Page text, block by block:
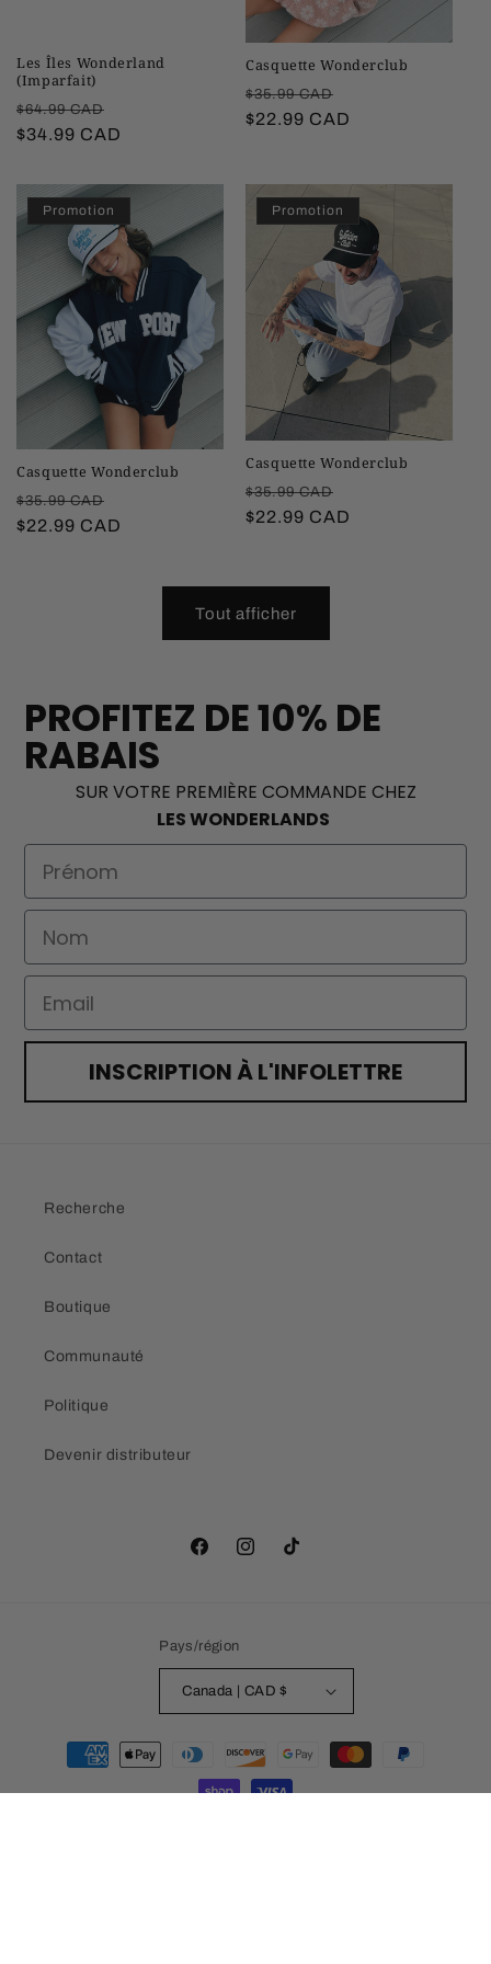
Les Îles Wonderland
(Imparfait)
Prix
habituel
$64.99 CAD
promotionnel
$34.99 CAD
Casquette Wonderclub
Prix
habituel
$35.99 CAD
promotionnel
$22.99 CAD
Promotion
Casquette Wonderclub
Prix
habituel
$35.99 CAD
promotionnel
$22.99 CAD
Promotion
Casquette Wonderclub
Prix
habituel
$35.99 CAD
promotionnel
$22.99 CAD
Tout afficher
PROFITEZ DE 10% DE
RABAIS
SUR VOTRE PREMIÈRE COMMANDE CHEZ
LES WONDERLANDS
First Name
Nom
Email
INSCRIPTION À L'INFOLETTRE
Recherche
Contact
Boutique
Communauté
Politique
Devenir distributeur
FacebookInstagramTikTok
Pays/région
Canada | CAD $
Moyens